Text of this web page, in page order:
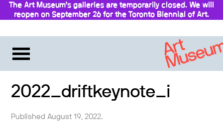
The Art Museum’s galleries are temporarily closed. We will
reopen on September 26 for the Toronto Biennial of Art.
2022_driftkeynote_i
Published August 19, 2022.